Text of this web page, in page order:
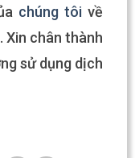
chúng tôi về
Xin chân thành
sử dụng dịch